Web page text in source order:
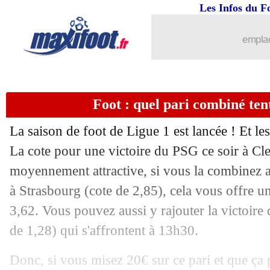
Les Infos du
Foot : quel pari combiné
La saison de foot de Ligue 1 est lancée ! Et
La cote pour une victoire du PSG ce soir à
moyennement attractive, si vous la combinez
à Strasbourg (cote de 2,85), cela vous offre
3,62. Vous pouvez aussi y rajouter la
de 1,28) qui s'affrontent à 13h30.
Donc, si vous misez 20€ sur ce pari et que ça
Chelsea
06/08 Ang.
06/08 Man Utd: Neville irrité par Ronaldo
06/08 PSG : Galtier compte sur Danilo
06/08 Arsenal: Saliba a impressionné
06/08 Lille: Létang confirme le départ
06/08 Nice: Schmeichel n'a pas hésité
06/08 Aston Villa: Gerrard sous le charme